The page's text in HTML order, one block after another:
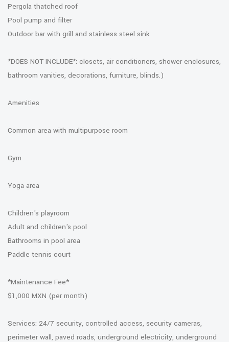
Pergola thatched roof
Pool pump and filter
Outdoor bar with grill and stainless steel sink
*DOES NOT INCLUDE*: closets, air conditioners, shower enclosures,
bathroom vanities, decorations, furniture, blinds.)
Amenities
Common area with multipurpose room
Gym
Yoga area
Children's playroom
Adult and children's pool
Bathrooms in pool area
Paddle tennis court
*Maintenance Fee*
$1,000 MXN (per month)
Services: 24/7 security, controlled access, security cameras,
perimeter wall, paved roads, underground electricity, underground